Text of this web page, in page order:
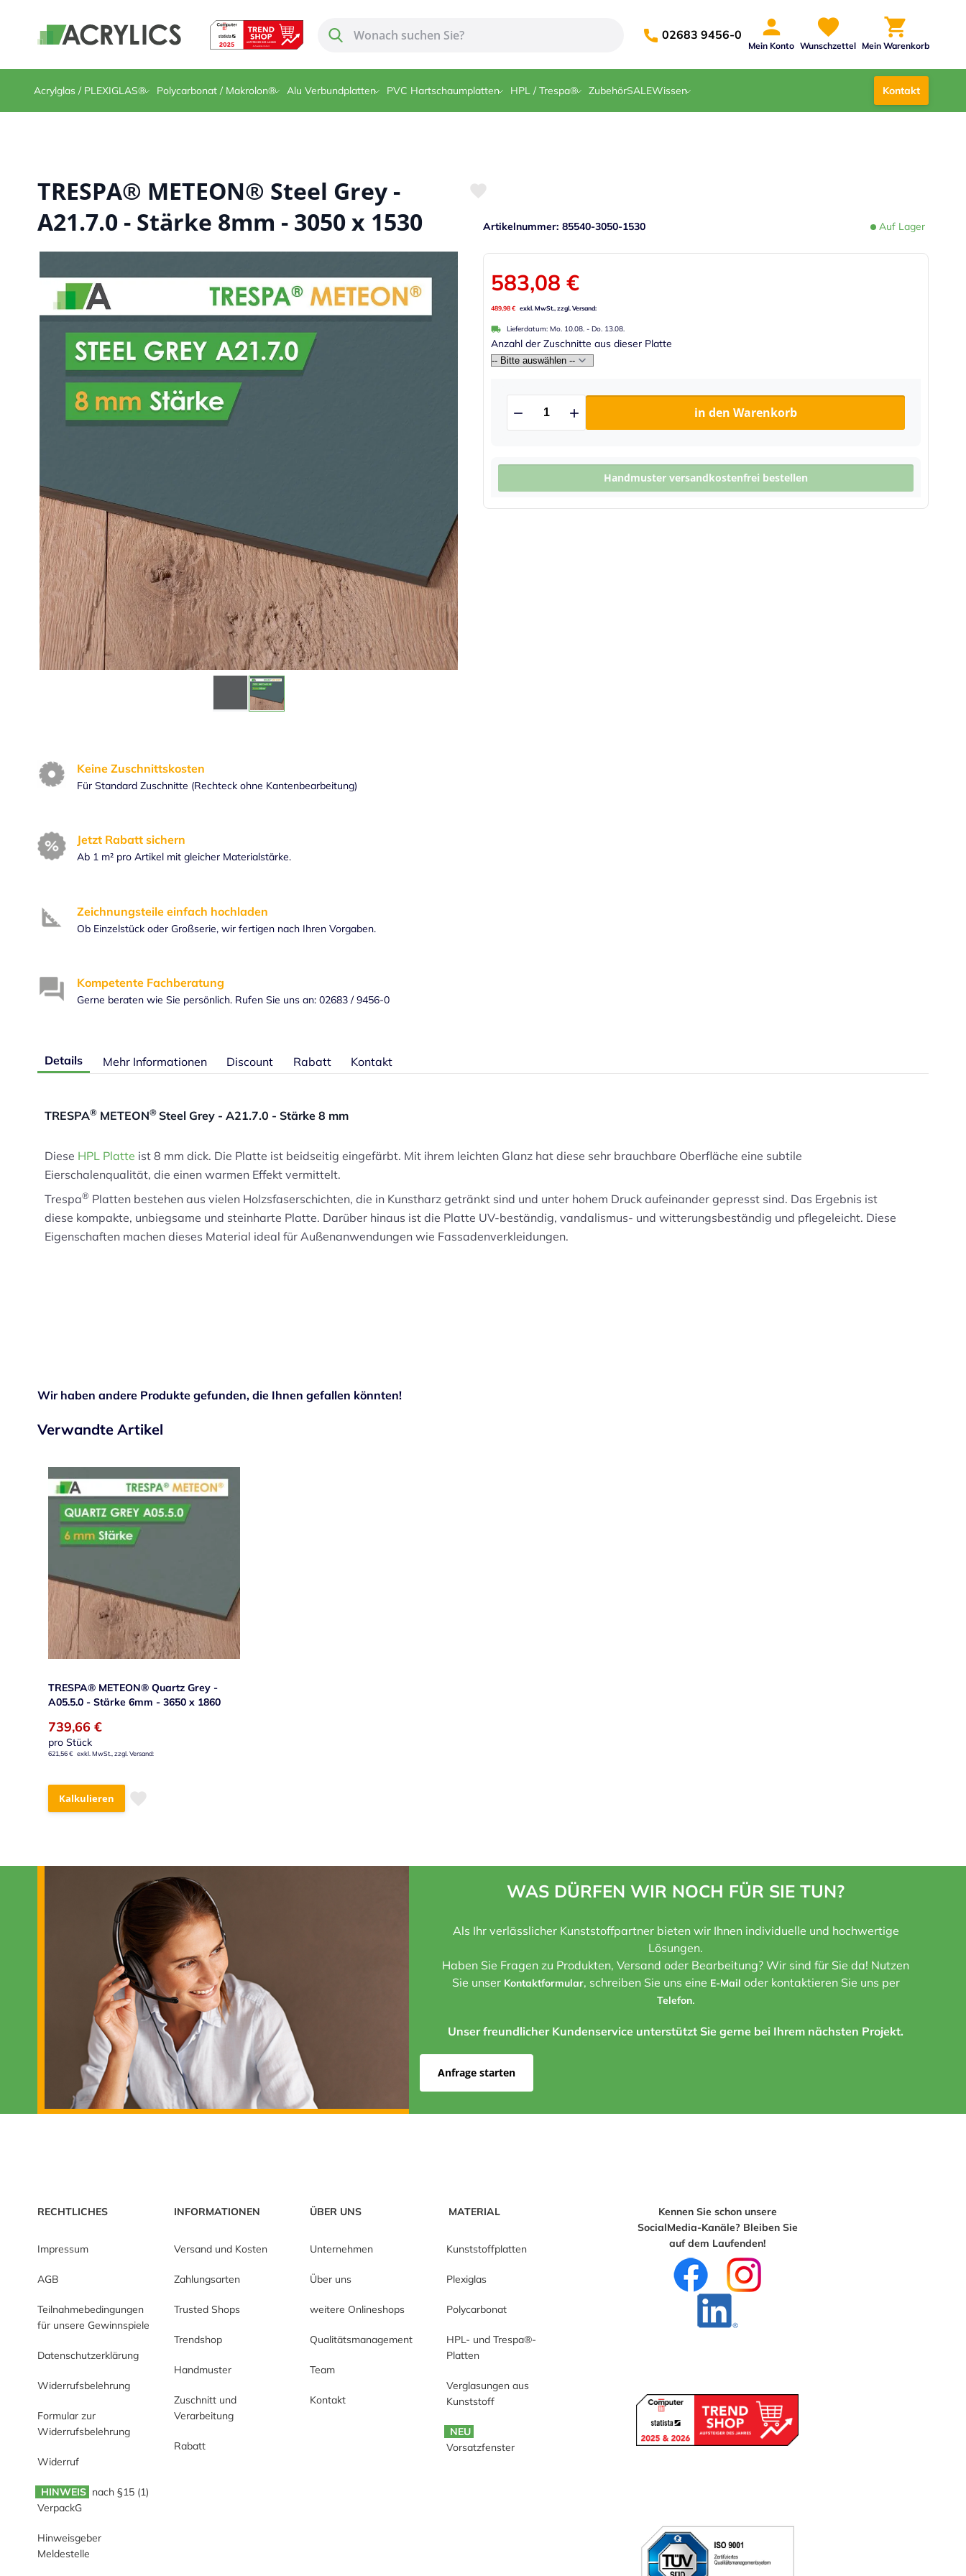
02683 9456-0
Mein Konto Wunschzettel Mein Warenkorb
Acrylglas / PLEXIGLAS® Polycarbonat / Makrolon® Alu Verbundplatten PVC Hartschaumplatten HPL / Trespa® ZubehörSALEWissen Kontakt
TRESPA® METEON® Steel Grey -
A21.7.0 - Stärke 8mm - 3050 x 1530
Auf Lager
Artikelnummer 85540-3050-1530
Anzahl der Zuschnitte aus dieser Platte
in den Warenkorb
Handmuster versandkostenfrei bestellen
583,08 €
489,98 €
Lieferdatum: Mo. 10.08. - Do. 13.08.
Keine Zuschnittskosten
Für Standard Zuschnitte (Rechteck ohne Kantenbearbeitung)
Jetzt Rabatt sichern
Ab 1 m² pro Artikel mit gleicher Materialstärke.
Zeichnungsteile einfach hochladen
Ob Einzelstück oder Großserie, wir fertigen nach Ihren Vorgaben.
Kompetente Fachberatung
Gerne beraten wie Sie persönlich. Rufen Sie uns an: 02683 / 9456-0
Details
TRESPA® METEON® Steel Grey - A21.7.0 - Stärke 8 mm
Diese HPL Platte ist 8 mm dick. Die Platte ist beidseitig eingefärbt. Mit ihrem leichten Glanz hat diese sehr brauchbare Oberfläche eine subtile
Eierschalenqualität, die einen warmen Effekt vermittelt.
Trespa® Platten bestehen aus vielen Holzsfaserschichten, die in Kunstharz getränkt sind und unter hohem Druck aufeinander gepresst sind. Das Ergebnis ist
diese kompakte, unbiegsame und steinharte Platte. Darüber hinaus ist die Platte UV-beständig, vandalismus- und witterungsbeständig und pflegeleicht. Diese
Eigenschaften machen dieses Material ideal für Außenanwendungen wie Fassadenverkleidungen.
Mehr Informationen Discount Rabatt Kontakt
Wir haben andere Produkte gefunden, die Ihnen gefallen könnten!
Verwandte Artikel
TRESPA® METEON® Quartz Grey -
A05.5.0 - Stärke 6mm - 3650 x 1860
739,66 €
pro Stück
621,56 €
Kalkulieren
WAS DÜRFEN WIR NOCH FÜR SIE TUN?
Als Ihr verlässlicher Kunststoffpartner bieten wir Ihnen individuelle und hochwertige
Lösungen.
Haben Sie Fragen zu Produkten, Versand oder Bearbeitung? Wir sind für Sie da! Nutzen
Sie unser Kontaktformular, schreiben Sie uns eine E-Mail oder kontaktieren Sie uns per
Telefon.
Unser freundlicher Kundenservice unterstützt Sie gerne bei Ihrem nächsten Projekt.
Anfrage starten
RECHTLICHES
Impressum
AGB
Teilnahmebedingungen
für unsere Gewinnspiele
Datenschutzerklärung
Widerrufsbelehrung
Formular zur
Widerrufsbelehrung
Widerruf
HINWEIS nach §15 (1)
VerpackG
Hinweisgeber
Meldestelle
INFORMATIONEN
Versand und Kosten
Zahlungsarten
Trusted Shops
Trendshop
Handmuster
Zuschnitt und
Verarbeitung
Rabatt
ÜBER UNS
Unternehmen
Über uns
weitere Onlineshops
Qualitätsmanagement
Team
Kontakt
MATERIAL
Kunststoffplatten
Plexiglas
Polycarbonat
HPL- und Trespa®-
Platten
Verglasungen aus
Kunststoff
NEU
Vorsatzfenster
Kennen Sie schon unsere
SocialMedia-Kanäle? Bleiben Sie
auf dem Laufenden!